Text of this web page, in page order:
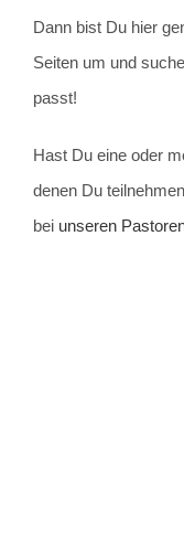
Dann bist Du hier
Seiten um und
passt!
Hast Du eine oder
denen Du
bei unseren